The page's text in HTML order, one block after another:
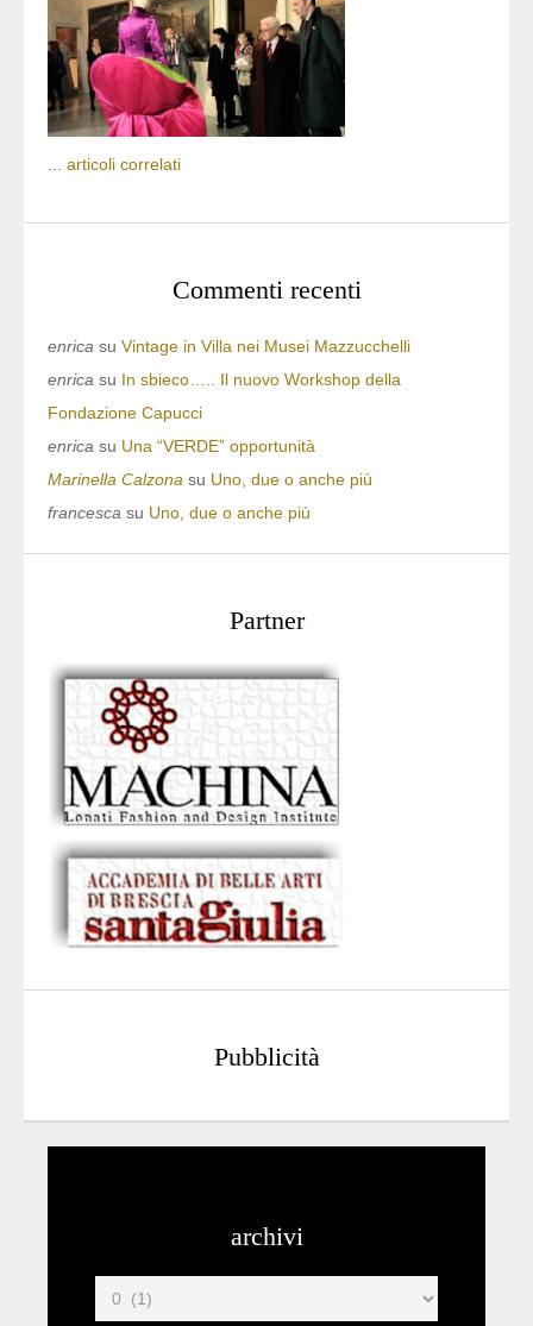
... articoli correlati
Commenti recenti
enrica su Vintage in Villa nei Musei Mazzucchelli
enrica su In sbieco….. Il nuovo Workshop della
Fondazione Capucci
enrica su Una “VERDE” opportunità
Marinella Calzona su Uno, due o anche più
francesca su Uno, due o anche più
Partner
Pubblicità
archivi